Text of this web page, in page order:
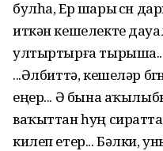
булһа, Ер шары өсөн
иткән кешелекте
ултыртырға
...Әлбиттә, кешеләр
еңер... Ә бына
ваҡыттан һуң
килеп етер... Бәлки,